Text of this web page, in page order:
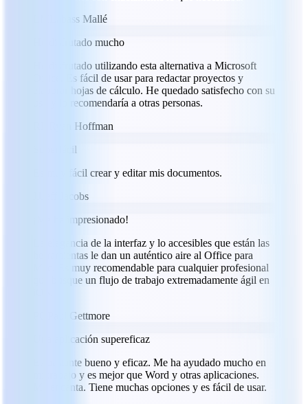
Labass Mallé
He disfrutado mucho
He disfrutado utilizando esta alternativa a Microsoft
Office. Es fácil de usar para redactar proyectos y
elaborar hojas de cálculo. He quedado satisfecho con su
uso y lo recomendaría a otras personas.
Ryan Hoffman
Superfácil
Es muy fácil crear y editar mis documentos.
Jeff Jacobs
¡Me ha impresionado!
La elegancia de la interfaz y lo accesibles que están las
herramientas le dan un auténtico aire al Office para
Mac. Es muy recomendable para cualquier profesional
que busque un flujo de trabajo extremadamente ágil en
Paul Gettmore
Una aplicación supereficaz
Es bastante bueno y eficaz. Me ha ayudado mucho en
mi trabajo y es mejor que Word y otras aplicaciones.
Me encanta. Tiene muchas opciones y es fácil de usar.